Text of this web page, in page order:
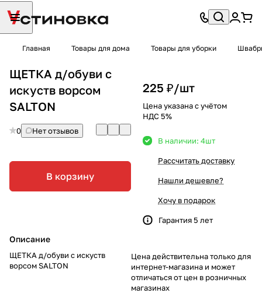
Главная Товары для дома Товары для уборки
ЩЕТКА д/обуви с
искуств ворсом
SALTON
0 Нет отзывов
В корзину
Описание
ЩЕТКА д/обуви с искуств
ворсом SALTON
225 ₽/шт
Цена указана с учётом
НДС 5%
В наличии: 4шт
Рассчитать доставку
Нашли дешевле?
Хочу в подарок
Гарантия 5 лет
Цена действительна только для
интернет-магазина и может
отличаться от цен в розничных
магазинах